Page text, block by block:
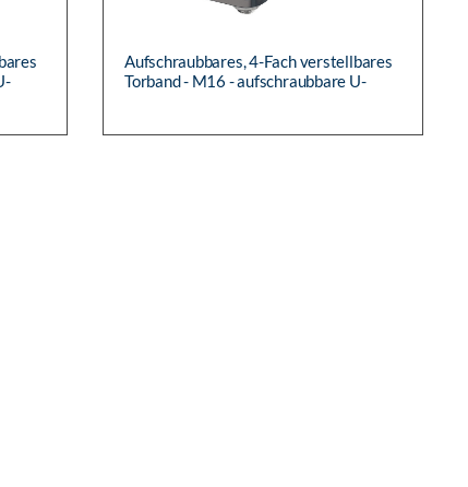
Aufschraubbares, 4-Fach verstellbares
Torband - M16 - aufschraubbare U-